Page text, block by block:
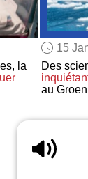
la
15
Des
au